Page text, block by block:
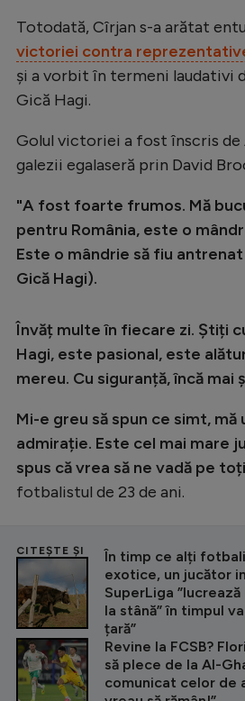
Totodată, Cîrjan s-a arătat
victoriei contra
și a vorbit în termeni laudativi
Gică Hagi.
Golul victoriei a fost înscris de
galezii egalaseră prin David
"A fost foarte frumos. Mă
pentru România, este o
Este o mândrie să fiu
Gică Hagi).
Învăț multe în fiecare zi. Știți
Hagi, este pasional, este
mereu. Cu siguranță, încă mai
Mi-e greu să spun ce simt, mă
admirație. Este cel mai mare
spus că vrea să ne vadă pe
fotbalistul de 23 de ani.
CITEȘTE ȘI
În timp ce alți
exotice, un jucător
SuperLiga
la stână” în timpul
țară”
Revine la FCSB?
să plece de la Al-
comunicat celor de